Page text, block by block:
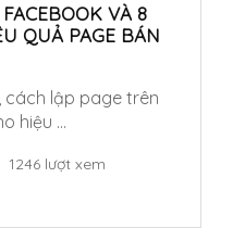
VÀ 8
QUẢ PAGE BÁN
cách lập page trên
hiệu …
1246 lượt xem